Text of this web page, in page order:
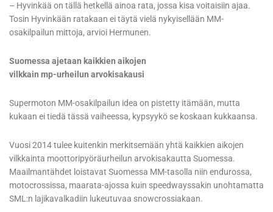
– Hyvinkää on tällä hetkellä ainoa rata, jossa kisa voitaisiin ajaa.
Tosin Hyvinkään ratakaan ei täytä vielä nykyisellään MM-
osakilpailun mittoja, arvioi Hermunen.
Suomessa ajetaan kaikkien aikojen
vilkkain mp-urheilun arvokisakausi
Supermoton MM-osakilpailun idea on pistetty itämään, mutta
kukaan ei tiedä tässä vaiheessa, kypsyykö se koskaan kukkaansa.
Vuosi 2014 tulee kuitenkin merkitsemään yhtä kaikkien aikojen
vilkkainta moottoripyöräurheilun arvokisakautta Suomessa.
Maailmantähdet loistavat Suomessa MM-tasolla niin endurossa,
motocrossissa, maarata-ajossa kuin speedwayssakin unohtamatta
SML:n lajikavalkadiin lukeutuvaa snowcrossiakaan.